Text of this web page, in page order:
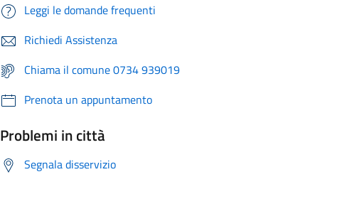
Leggi le domande frequenti
Richiedi Assistenza
Chiama il comune 0734 939019
Prenota un appuntamento
Problemi in città
Segnala disservizio